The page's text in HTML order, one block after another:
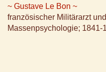
~ Gustave Le Bon ~
französischer Militärarzt
Massenpsychologie; 1841-